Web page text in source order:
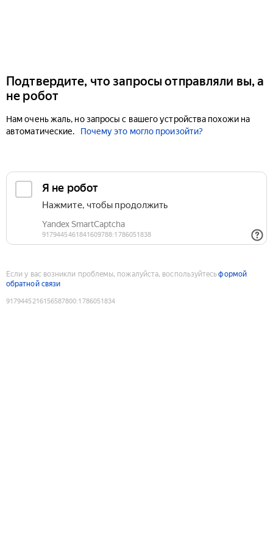
Подтвердите, что запросы отправляли вы, а
не робот
Нам очень жаль, но запросы с вашего устройства похожи на
автоматические.
Почему это могло произойти?
Если у вас возникли проблемы, пожалуйста, воспользуйтесьформой
обратной связи
9179445216156587800:1786051834